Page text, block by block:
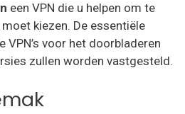
een VPN die u helpen om te
kiezen. De essentiële
VPN’s voor het doorbladeren
zullen worden vastgesteld.